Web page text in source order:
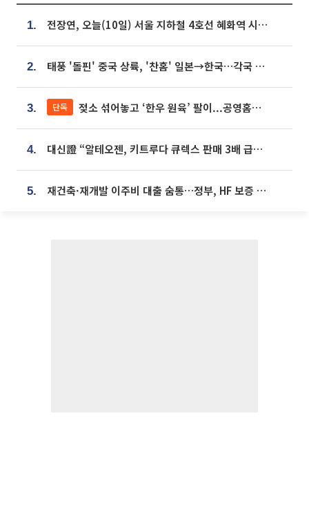
1. 전장연, 오늘(10일) 서울 지하철 4호선 혜화역 시위…1호선 용산역 무정차
2. 태풍 '돌핀' 중국 상륙, '찬홈' 일본→한국…각국 기상청 예상 경로는?
3. 단독 젖소 섞어놓고 ‘한우 원육’ 팔이...공영홈쇼핑 표기·검증 구멍
4. 대신證 “알테오젠, 키트루다 큐렉스 판매 3배 급증…목표가 41만원 상향”
5. 재건축·재개발 이주비 대출 숨통…정부, HF 보증 신설 추진